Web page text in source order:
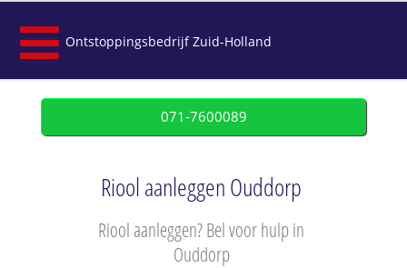
Ontstoppingsbedrijf Zuid-Holland
071-7600089
Riool aanleggen Ouddorp
Riool aanleggen? Bel voor hulp in
Ouddorp